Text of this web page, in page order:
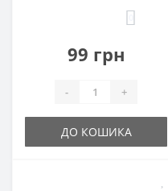
99 грн
- +
ДО КОШИКА